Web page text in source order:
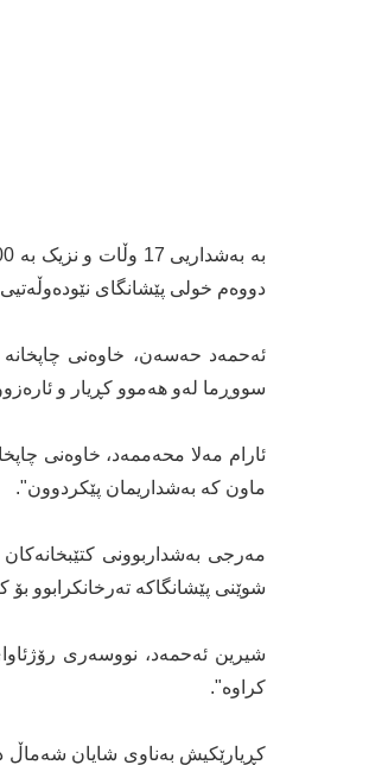
دووەم خولى پێشانگاى نێودەوڵەتیى سلێمانى
ئەحمەد حەسەن، خاوەنى
سووڕما لەو هەموو کڕیار و
ماون کە بەشداریمان پێکردوون".
مەرجى بەشداربوونى
شوێنى پێشانگاکە تەرخانکرابوو بۆ
شیرین ئەحمەد، نووسەری
کراوە".
کڕیارێکیش بەناوی شایان شەماڵ